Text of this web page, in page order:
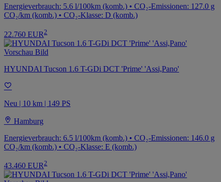
Energieverbrauch: 5.6 l/100km (komb.) • CO₂-Emissionen: 127.0 g
CO₂/km (komb.) • CO₂-Klasse: D (komb.)
22.760 EUR 2
HYUNDAI Tucson 1.6 T-GDi DCT 'Prime' 'Assi,Pano'
Neu | 10 km | 149 PS
Hamburg
Energieverbrauch: 6.5 l/100km (komb.) • CO₂-Emissionen: 146.0 g
CO₂/km (komb.) • CO₂-Klasse: E (komb.)
43.460 EUR 2